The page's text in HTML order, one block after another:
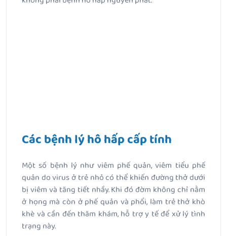
Các bệnh lý hô hấp cấp tính
Một số bệnh lý như viêm phế quản, viêm tiểu phế
quản do virus ở trẻ nhỏ có thể khiến đường thở dưới
bị viêm và tăng tiết nhầy. Khi đó đờm không chỉ nằm
ở họng mà còn ở phế quản và phổi, làm trẻ thở khò
khè và cần đến thăm khám, hỗ trợ y tế để xử lý tình
trạng này.